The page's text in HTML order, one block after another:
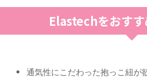
Elastechをおす
通気性にこだわった抱っこ紐が